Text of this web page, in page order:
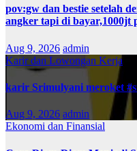
pov:gw dan bestie setelah
angker tapi di bayar,1000jt
Aug 9, 2026 admin
Karir dan Lowongan Kerja
karir Srimulyani meroket
Aug 9, 2026 admin
Ekonomi dan Finansial